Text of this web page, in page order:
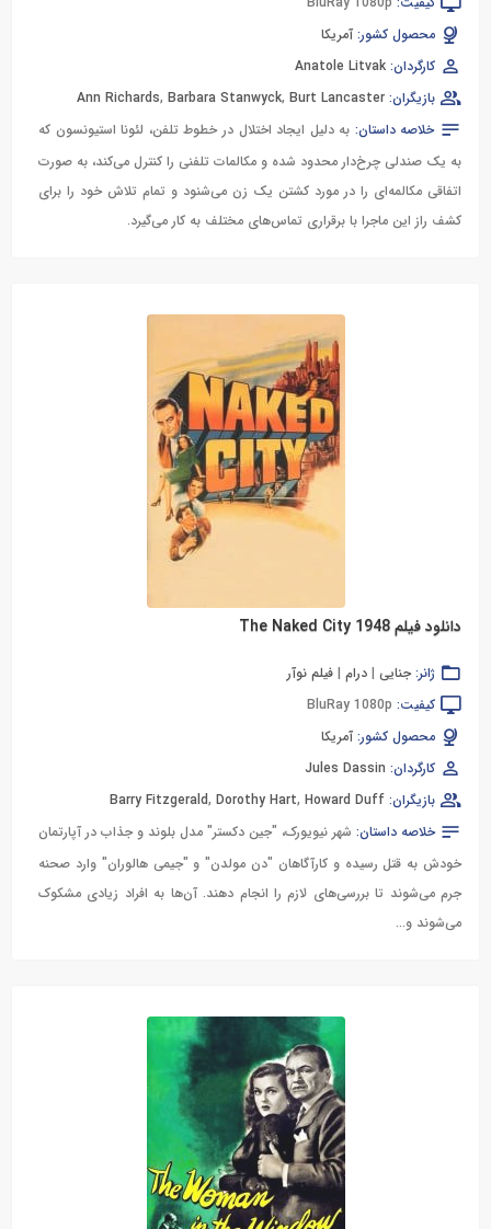
محصول کشور: آمریکا
کارگردان: Anatole Litvak
بازیگران:
Ann Richards, Barbara Stanwyck, Burt Lancaster
خلاصه داستان: به دلیل ایجاد اختلال در خطوط تلفن، لئونا استیونسون که
به یک صندلی چرخ‌دار محدود شده و مکالمات تلفنی را کنترل می‌کند، به صورت
اتفاقی مکالمه‌ای را در مورد کشتن یک زن می‌شنود و تمام تلاش خود را برای
کشف راز این ماجرا با برقراری تماس‌های مختلف به کار می‌گیرد.
دانلود فیلم The Naked City 1948
ژانر: جنایی | درام | فیلم نوآر
کیفیت: BluRay 1080p
محصول کشور: آمریکا
کارگردان: Jules Dassin
بازیگران:
Barry Fitzgerald, Dorothy Hart, Howard Duff
خلاصه داستان: شهر نیویورک، "جین دکستر" مدل بلوند و جذاب در آپارتمان
خودش به قتل رسیده و کارآگاهان "دن مولدن" و "جیمی هالوران" وارد صحنه
جرم می‌شوند تا بررسی‌های لازم را انجام دهند. آن‌ها به افراد زیادی مشکوک
می‌شوند و...